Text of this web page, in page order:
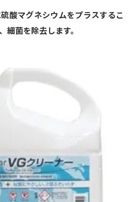
酸マグネシウムをプラスするこ
細菌を除去します。